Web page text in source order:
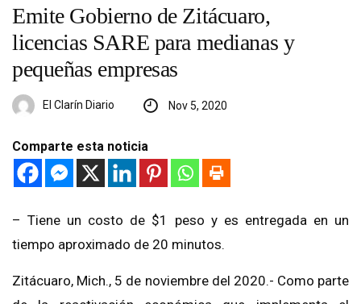
Emite Gobierno de Zitácuaro,
licencias SARE para medianas y
pequeñas empresas
El Clarín Diario Nov 5, 2020
Comparte esta noticia
– Tiene un costo de $1 peso y es entregada en un
tiempo aproximado de 20 minutos.
Zitácuaro, Mich., 5 de noviembre del 2020.- Como parte